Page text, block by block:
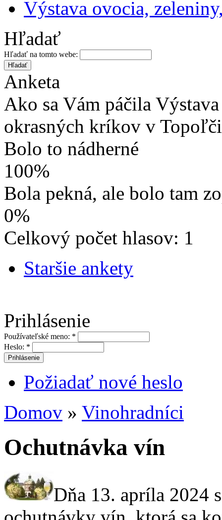
Výstava ovocia,
Hľadať
Hľadať na tomto webe:
Anketa
Ako sa Vám páčila
okrasných kríkov v
Bolo to nádherné
100%
Bola pekná, ale bolo tam
0%
Celkový počet hlasov: 1
Staršie ankety
Prihlásenie
Používateľské meno: *
Heslo: *
Požiadať nové heslo
Domov » Vinohradníci
Ochutnávka vín
Dňa 13. apríla 2024